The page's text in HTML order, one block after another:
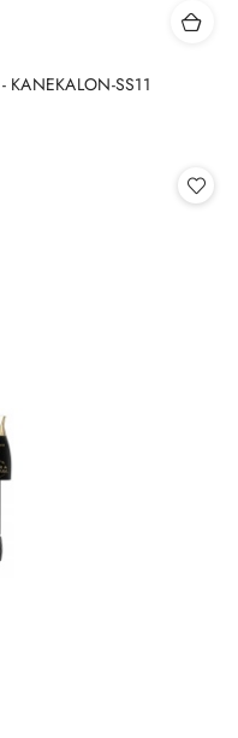
KANEKALON-SS11